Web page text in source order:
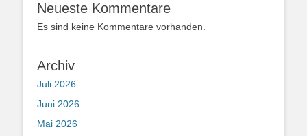
Neueste Kommentare
Es sind keine Kommentare vorhanden.
Archiv
Juli 2026
Juni 2026
Mai 2026